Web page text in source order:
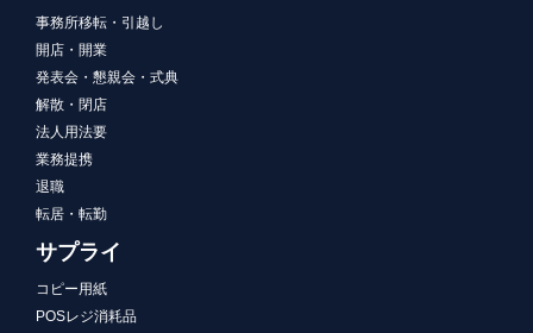
事務所移転・引越し
開店・開業
発表会・懇親会・式典
解散・閉店
法人用法要
業務提携
退職
転居・転勤
サプライ
コピー用紙
POSレジ消耗品